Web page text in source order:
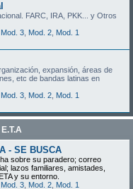
FARC, IRA, PKK... y Otros
Mod. 3 Mod. 2 Mod. 1
expansión, áreas de
etc de bandas latinas en
Mod. 3 Mod. 2 Mod. 1
- SE BUSCA
sobre su paradero; correo
lazos familiares, amistades,
y su entorno.
Mod. 3 Mod. 2 Mod. 1